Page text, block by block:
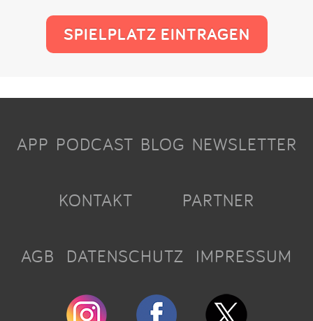
SPIELPLATZ EINTRAGEN
APP PODCAST BLOG NEWSLETTER
KONTAKT PARTNER
AGB DATENSCHUTZ IMPRESSUM